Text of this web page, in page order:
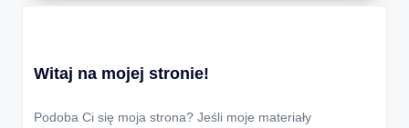
Witaj na mojej stronie!
Podoba Ci się moja strona? Jeśli moje materiały